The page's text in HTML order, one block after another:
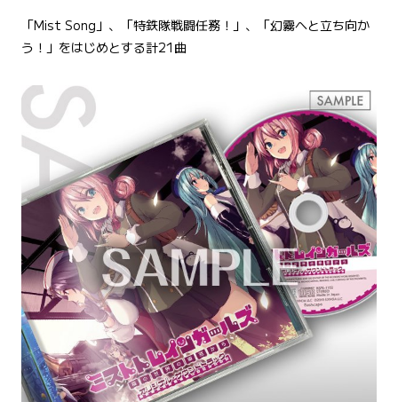
「Mist Song」、「特鉄隊戦闘任務！」、「幻霧へと立ち向か
う！」をはじめとする計21曲